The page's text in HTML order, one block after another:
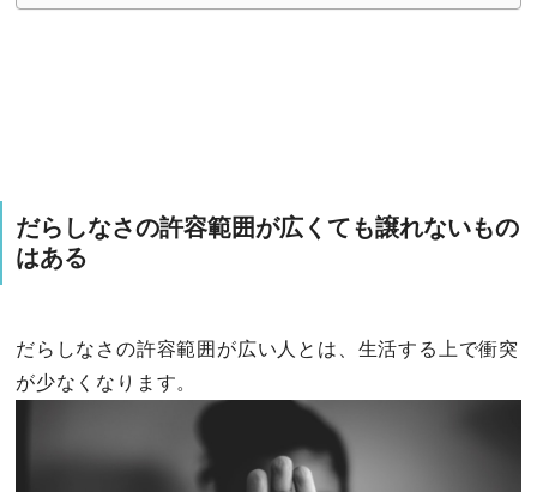
だらしなさの許容範囲が広くても譲れないもの
はある
だらしなさの許容範囲が広い人とは、生活する上で衝突
が少なくなります。